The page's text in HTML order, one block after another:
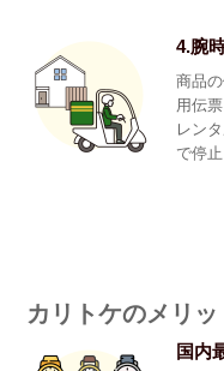
4.腕
商品
用伝
レン
で停
カリトケのメリッ
国内